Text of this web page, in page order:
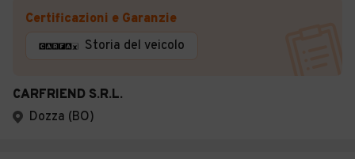
Certificazioni e Garanzie
Storia del veicolo
CARFRIEND S.R.L.
Dozza (BO)